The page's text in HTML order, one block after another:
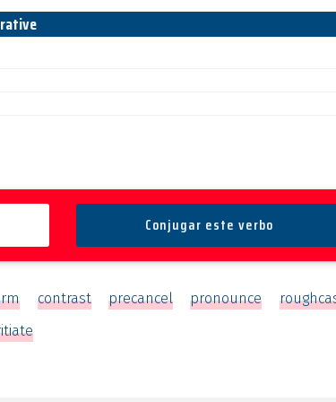
contrast precancel pronounce